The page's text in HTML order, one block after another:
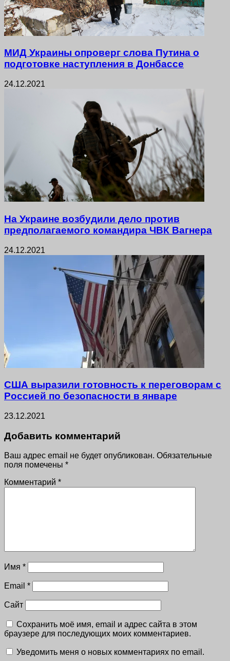
МИД Украины опроверг слова Путина о
подготовке наступления в Донбассе
24.12.2021
На Украине возбудили дело против
предполагаемого командира ЧВК Вагнера
24.12.2021
США выразили готовность к переговорам с
Россией по безопасности в январе
23.12.2021
Добавить комментарий
Ваш адрес email не будет опубликован. Обязательные
поля помечены *
Комментарий *
Имя *
Email *
Сайт
Сохранить моё имя, email и адрес сайта в этом
браузере для последующих моих комментариев.
Уведомить меня о новых комментариях по email.